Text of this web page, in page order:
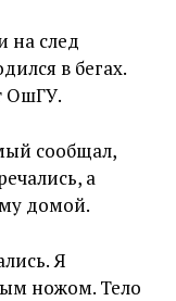
на след
в бегах.
ОшГУ.
сообщал,
а
домой.
Я
ножом. Тело